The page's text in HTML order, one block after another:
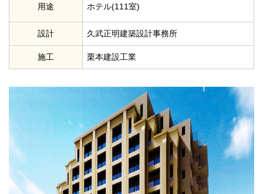
用途 ホテル(111室)
設計 久武正明建築設計事務所
施工 栗本建設工業